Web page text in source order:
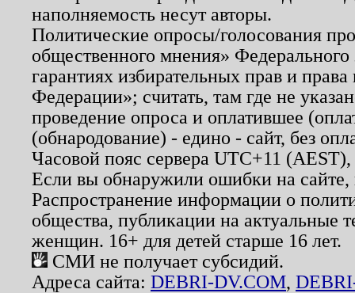
наполняемость несут авторы.
Политические опросы/голосования
общественного мнения»
гарантиях избирательных прав и
Федерации»; считать, там где не
проведение опроса и оплатившее
(обнародование) - едино - сайт, без
Часовой пояс сервера UTC+11
Если вы обнаружили ошибки на
Распространение информации о
общества, публикации на актуальные
женщин. 16+ для детей старше 16 лет.
СМИ не получает субсидий.
Адреса сайта: DEBRI-DV.COM,